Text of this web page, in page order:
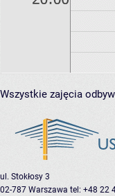
Wszystkie zajęcia
ul. Stokłosy 3
02-787 Warszawa tel: +48 22